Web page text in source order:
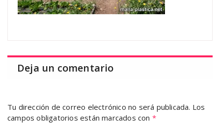
Deja un comentario
Tu dirección de correo electrónico no será publicada. Los
campos obligatorios están marcados con *